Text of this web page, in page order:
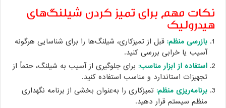
نکات مهم برای تمیز کردن شیلنگ‌های
هیدرولیک
بازرسی منظم: قبل از تمیزکاری، شیلنگ‌ها را برای شناسایی هرگونه
آسیب یا خرابی بررسی کنید.
استفاده از ابزار مناسب: برای جلوگیری از آسیب به شیلنگ، حتماً از
تجهیزات استاندارد و مناسب استفاده کنید.
برنامه‌ریزی منظم: تمیزکاری را به‌عنوان بخشی از برنامه نگهداری
منظم سیستم قرار دهید.